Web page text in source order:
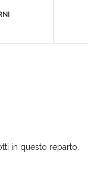
in questo reparto.